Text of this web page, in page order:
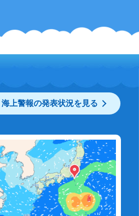
海上警報の発表状況を見る